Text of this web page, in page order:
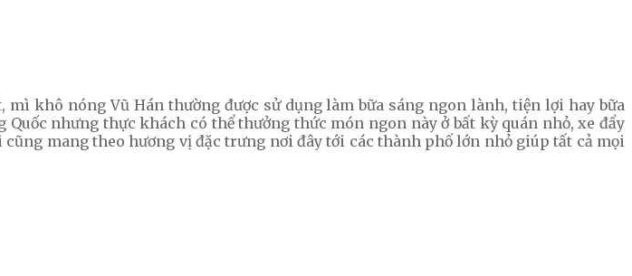
khô nóng Vũ Hán thường được sử dụng làm bữa sáng ngon lành, tiện lợi hay bữa
nhưng thực khách có thể thưởng thức món ngon này ở bất kỳ quán nhỏ, xe đẩy
mang theo hương vị đặc trưng nơi đây tới các thành phố lớn nhỏ giúp tất cả mọi